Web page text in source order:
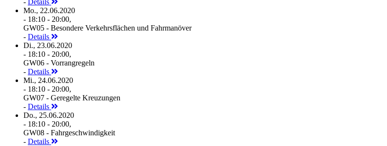
Mo., 22.06.2020
- 18:10 - 20:00,
GW05 - Besondere Verkehrsflächen und Fahrmanöver
- Details
Di., 23.06.2020
- 18:10 - 20:00,
GW06 - Vorrangregeln
- Details
Mi., 24.06.2020
- 18:10 - 20:00,
GW07 - Geregelte Kreuzungen
- Details
Do., 25.06.2020
- 18:10 - 20:00,
GW08 - Fahrgeschwindigkeit
- Details